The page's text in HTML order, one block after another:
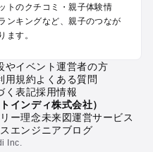
お出かけ
出かけ
トのクチコミ・親子体験情
ンキングなど、親子のつなが
ます。
やイベント運営者の方
用規約よくある質問
く表記採用情報
インディ株式会社）
ー理念未来図運営サービス
エンジニアブログ
Inc.